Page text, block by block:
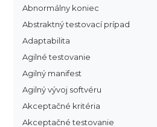
Abnormálny koniec
Abstraktný testovací prípad
Adaptabilita
Agilné testovanie
Agilný manifest
Agilný vývoj softvéru
Akceptačné kritéria
Akceptačné testovanie